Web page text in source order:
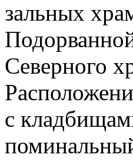
зальных
Северного
с